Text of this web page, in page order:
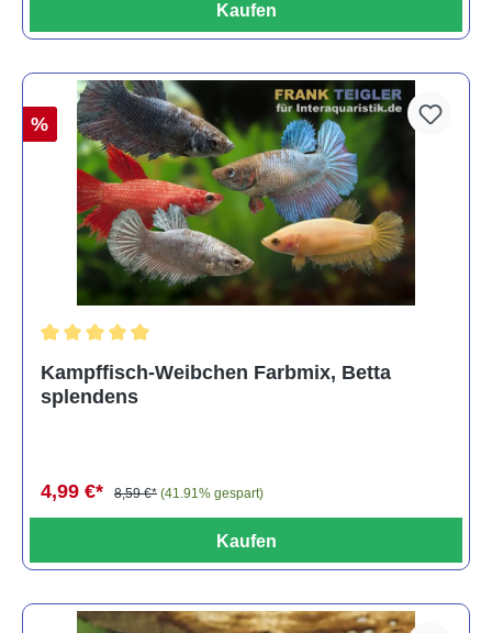
Kaufen
%
Kampffisch-Weibchen Farbmix, Betta
splendens
4,99 €* 8,59 €* (41.91% gespart)
Kaufen